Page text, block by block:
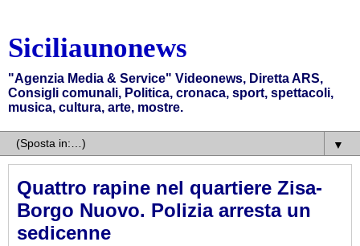
Siciliaunonews
"Agenzia Media & Service" Videonews, Diretta ARS,
Consigli comunali, Politica, cronaca, sport, spettacoli,
musica, cultura, arte, mostre.
▼
Quattro rapine nel quartiere Zisa-
Borgo Nuovo. Polizia arresta un
sedicenne